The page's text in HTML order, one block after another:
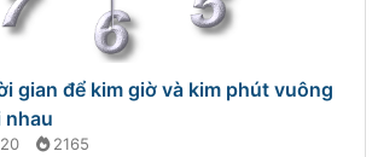
gian để kim giờ và kim phút vuông
nhau
2165